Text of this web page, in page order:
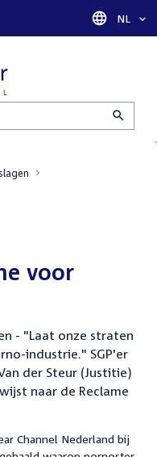
Taal
NL
voor
- "Laat onze straten
industrie." SGP'er
der Steur (Justitie)
naar de Reclame
Channel Nederland bij